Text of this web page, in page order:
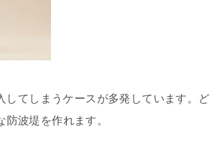
てしまうケースが多発しています。ど
波堤を作れます。